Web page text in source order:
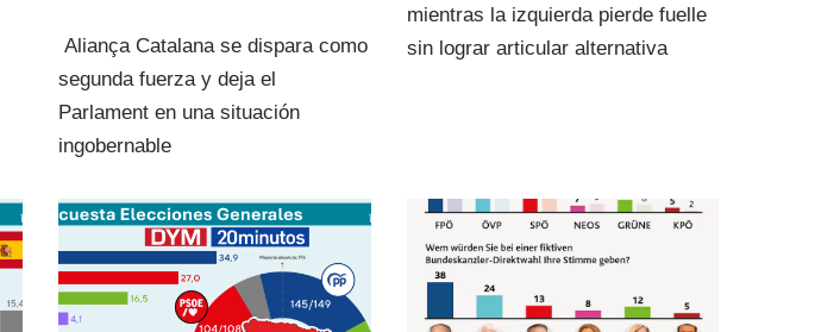
Aliança Catalana se dispara como
segunda fuerza y deja el
Parlament en una situación
ingobernable
mientras la izquierda pierde fuelle
sin lograr articular alternativa